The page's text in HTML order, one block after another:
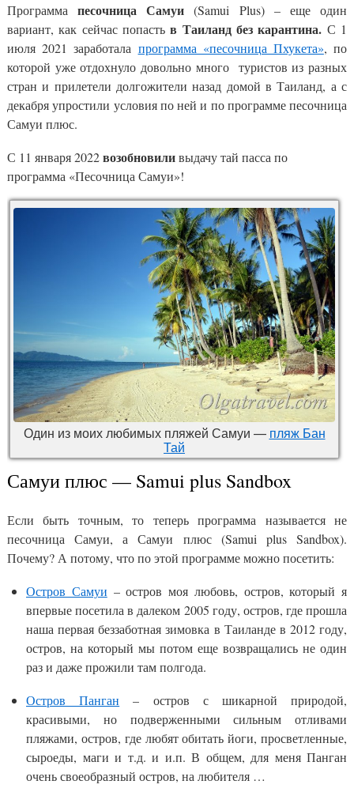
Программапесочница Самуи (Samui Plus) – еще один
вариант, как сейчас попастьв Таиланд без карантина. С 1
июля 2021 заработала программа «песочница Пхукета», по
которой уже отдохнуло довольно много туристов из разных
стран и прилетели долгожители назад домой в Таиланд, а с
декабря упростили условия по ней и по программе песочница
Самуи плюс.
С 11 января 2022возобновиливыдачу тай пасса по
программа «Песочница Самуи»!
Один из моих любимых пляжей Самуи — пляж Бан
Тай
Самуи плюс — Samui plus Sandbox
Если быть точным, то теперь программа называется не
песочница Самуи, а Самуи плюс (Samui plus Sandbox).
Почему? А потому, что по этой программе можно посетить:
Остров Самуи – остров моя любовь, остров, который я
впервые посетила в далеком 2005 году, остров, где прошла
наша первая беззаботная зимовка в Таиланде в 2012 году,
остров, на который мы потом еще возвращались не один
раз и даже прожили там полгода.
Остров Панган – остров с шикарной природой,
красивыми, но подверженными сильным отливами
пляжами, остров, где любят обитать йоги, просветленные,
сыроеды, маги и т.д. и и.п. В общем, для меня Панган
очень своеобразный остров, на любителя …